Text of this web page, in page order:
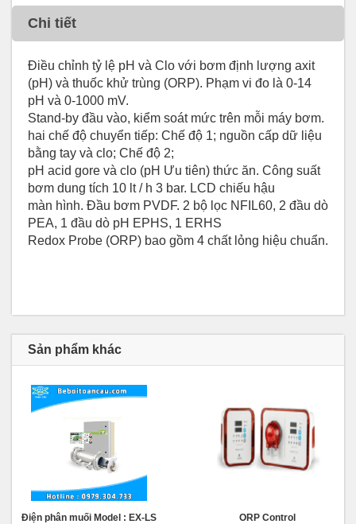
Chi tiết
Điều chỉnh tỷ lệ pH và Clo với bơm định lượng axit
(pH) và thuốc khử trùng (ORP). Phạm vi đo là 0-14
pH và 0-1000 mV.
Stand-by đầu vào, kiểm soát mức trên mỗi máy bơm.
hai chế độ chuyển tiếp: Chế độ 1; nguồn cấp dữ liệu
bằng tay và clo; Chế độ 2;
pH acid gore và clo (pH Ưu tiên) thức ăn. Công suất
bơm dung tích 10 lt / h 3 bar. LCD chiếu hậu
màn hình. Đầu bơm PVDF. 2 bộ lọc NFIL60, 2 đầu dò
PEA, 1 đầu dò pH EPHS, 1 ERHS
Redox Probe (ORP) bao gồm 4 chất lỏng hiệu chuẩn.
Sản phẩm khác
Điện phân muối Model : EX-LS ORP Control